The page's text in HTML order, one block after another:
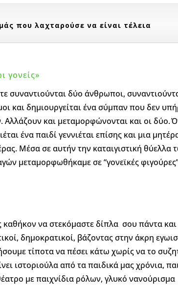
που λαχταρούσε να είναι τέλεια
γονείς»
συναντιούνται δύο άνθρωποι,
και δημιουργείται ένα σύμπαν που δεν
Αλλάζουν και μεταμορφώνονται και οι δύο.
ένα παιδί γεννιέται επίσης και μια
Μέσα σε αυτήν την καταιγιστική θύελλα
μεταμορφωθήκαμε σε “γονεϊκές
καθήκον να στεκόμαστε δίπλα σου πάντα
δημοκρατικοί, βάζοντας στην άκρη
τίποτα να πέσει κάτω χωρίς να το
ιστοριούλα από τα παιδικά μας χρόνια,
με παιχνίδια ρόλων, γλυκό νανούρισμα